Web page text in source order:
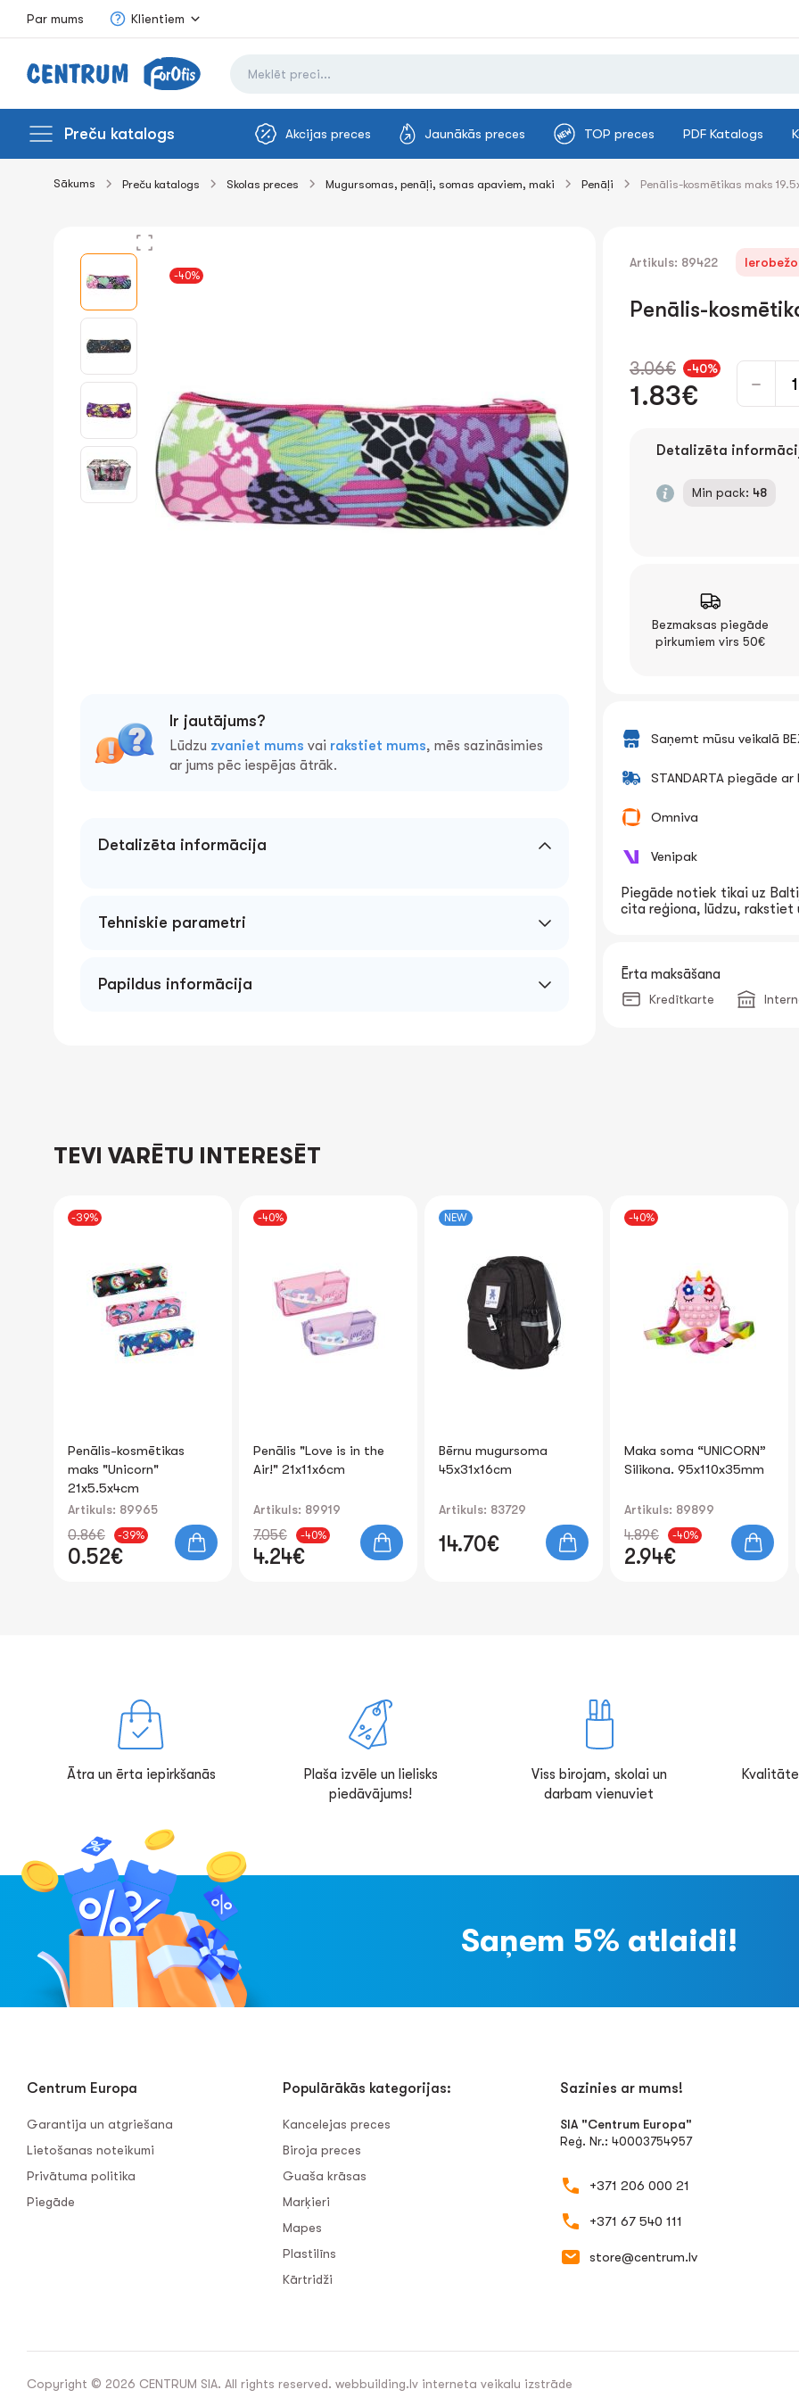
Par mums Klientiem
Preču katalogs Akcijas preces Jaunākās preces TOP preces PDF Katalogs
Sākums Preču katalogs Skolas preces Mugursomas, penāļi, somas apaviem, maki Penāļi Penālis-kosmētikas maks
-40%
Ir jautājums?
Lūdzu zvaniet mums vai rakstiet mums, mēs sazināsimies
ar jums pēc iespējas ātrāk.
Detalizēta informācija
Tehniskie parametri
Papildus informācija
Artikuls: 89422
Penālis-
3.06€ -40%
1.83€
Detalizēta
Min pack: 48
Bezmaksas piegāde
pirkumiem virs 50€
Saņemt mūsu veikalā
STANDARTA piegāde ar
Omniva
Venipak
Piegāde notiek tikai uz
cita reģiona, lūdzu, rakstiet
Ērta maksāšana
Kredītkarte
TEVI VARĒTU INTERESĒT
-40%
Penālis "Love is in the
Air!" 21x11x6cm
Artikuls: 89919
7.05€ -40%
4.24€
NEW
Bērnu mugursoma
45x31x16cm
Artikuls: 83729
14.70€
-40%
Maka soma “UNICORN”
Silikona. 95x110x35mm
Artikuls: 89899
4.89€ -40%
2.94€
-33%
Bērnu mugursoma
38x26x13cm
Artikuls: 81008
15.21€ -33%
10.24€
Ātra un ērta iepirkšanās
Plaša izvēle un lielisks
piedāvājums!
Viss birojam, skolai un
darbam vienuviet
Saņem 5% atlaidi!
Centrum Europa
Garantija un atgriešana
Lietošanas noteikumi
Privātuma politika
Piegāde
Populārākās kategorijas:
Kancelejas preces
Biroja preces
Guaša krāsas
Marķieri
Mapes
Plastilīns
Kārtridži
Sazinies ar mums!
SIA "Centrum Europa"
Reģ. Nr.: 40003754957
+371 206 000 21
+371 67 540 111
store@centrum.lv
Copyright © 2026 CENTRUM SIA. All rights reserved. webbuilding.lv interneta veikalu izstrāde